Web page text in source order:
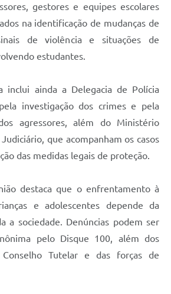
gestores e equipes escolares
na identificação de mudanças de
de violência e situações de
estudantes.
inclui ainda a Delegacia de Polícia
investigação dos crimes e pela
agressores, além do Ministério
que acompanham os casos
das medidas legais de proteção.
destaca que o enfrentamento à
e adolescentes depende da
a sociedade. Denúncias podem ser
pelo Disque 100, além dos
Tutelar e das forças de